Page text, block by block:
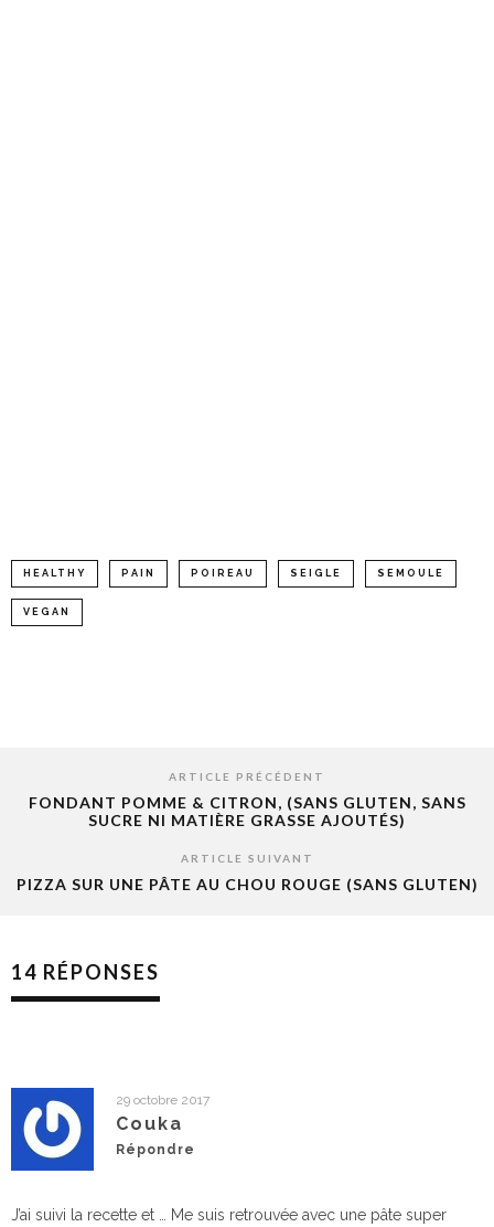
HEALTHY PAIN POIREAU SEIGLE SEMOULE
VEGAN
ARTICLE PRÉCÉDENT
FONDANT POMME & CITRON, (SANS GLUTEN, SANS
SUCRE NI MATIÈRE GRASSE AJOUTÉS)
ARTICLE SUIVANT
PIZZA SUR UNE PÂTE AU CHOU ROUGE (SANS GLUTEN)
14 RÉPONSES
29 octobre 2017
Couka
Répondre
J’ai suivi la recette et … Me suis retrouvée avec une pâte super